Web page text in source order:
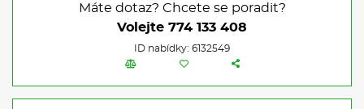
Máte dotaz? Chcete se poradit?
Volejte 774 133 408
ID nabídky: 6132549